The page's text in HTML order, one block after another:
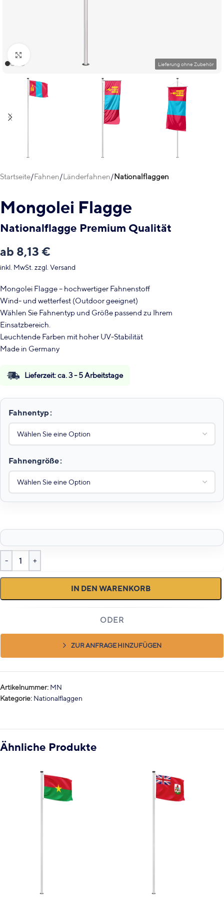
Startseite Fahnen Länderfahnen Nationalflaggen
Mongolei Flagge
Nationalflagge Premium Qualität
ab 8,13 €
inkl. MwSt. zzgl. Versand
Mongolei Flagge – hochwertiger Fahnenstoff
Wind- und wetterfest (Outdoor geeignet)
Wählen Sie Fahnentyp und Größe passend zu Ihrem
Einsatzbereich.
Leuchtende Farben mit hoher UV-Stabilität
Made in Germany
Lieferzeit:ca. 3 - 5 Arbeitstage
Fahnentyp
Fahnengröße
IN DEN WARENKORB
ZUR ANFRAGE HINZUFÜGEN
Artikelnummer: MN
Kategorie: Nationalflaggen
Ähnliche Produkte